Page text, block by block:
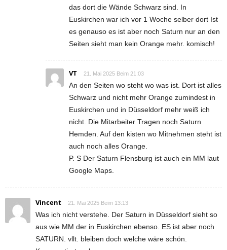
das dort die Wände Schwarz sind. In
Euskirchen war ich vor 1 Woche selber dort Ist
es genauso es ist aber noch Saturn nur an den
Seiten sieht man kein Orange mehr. komisch!
VT 21. Mai 2025 Beim 21:03
An den Seiten wo steht wo was ist. Dort ist alles
Schwarz und nicht mehr Orange zumindest in
Euskirchen und in Düsseldorf mehr weiß ich
nicht. Die Mitarbeiter Tragen noch Saturn
Hemden. Auf den kisten wo Mitnehmen steht ist
auch noch alles Orange.
P. S Der Saturn Flensburg ist auch ein MM laut
Google Maps.
Vincent 21. Mai 2025 Beim 13:13
Was ich nicht verstehe. Der Saturn in Düsseldorf sieht so
aus wie MM der in Euskirchen ebenso. ES ist aber noch
SATURN. vllt. bleiben doch welche wäre schön.